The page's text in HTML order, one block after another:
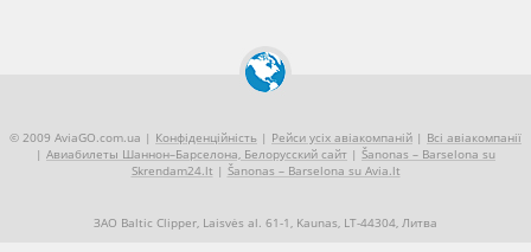
© 2009 AviaGO.com.ua | Конфіденційність | Рейси усіх авіакомпаній | Всі авіакомпанії
| Авиабилеты Шаннон–Барселона, Белорусский сайт | Šanonas – Barselona su
Skrendam24.lt | Šanonas – Barselona su Avia.lt
ЗАО Baltic Clipper, Laisvės al. 61-1, Kaunas, LT-44304, Литва